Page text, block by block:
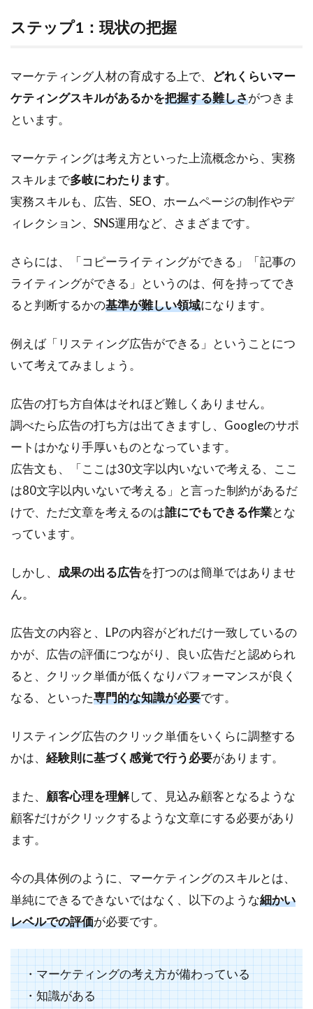
ステップ1：現状の把握
マーケティング人材の育成する上で、 どれくらいマー
ケティングスキルがあるかを把握する難しさがつきま
といます。
マーケティングは考え方といった上流概念から、実務
スキルまで多岐にわたります。
実務スキルも、広告、SEO、ホームページの制作やデ
ィレクション、SNS運用など、さまざまです。
さらには、「コピーライティングができる」「記事の
ライティングができる」というのは、何を持ってでき
ると判断するかの基準が難しい領域になります。
例えば「リスティング広告ができる」ということにつ
いて考えてみましょう。
広告の打ち方自体はそれほど難しくありません。
調べたら広告の打ち方は出てきますし、Googleのサポ
ートはかなり手厚いものとなっています。
広告文も、「ここは30文字以内いないで考える、ここ
は80文字以内いないで考える」と言った制約があるだ
けで、ただ文章を考えるのは誰にでもできる作業とな
っています。
しかし、 成果の出る広告を打つのは簡単ではありませ
ん。
広告文の内容と、LPの内容がどれだけ一致しているの
かが、広告の評価につながり、良い広告だと認められ
ると、クリック単価が低くなりパフォーマンスが良く
なる、といった専門的な知識が必要です。
リスティング広告のクリック単価をいくらに調整する
かは、 経験則に基づく感覚で行う必要があります。
また、 顧客心理を理解して、見込み顧客となるような
顧客だけがクリックするような文章にする必要があり
ます。
今の具体例のように、マーケティングのスキルとは、
単純にできるできないではなく、以下のような細かい
レベルでの評価が必要です。
・マーケティングの考え方が備わっている
・知識がある